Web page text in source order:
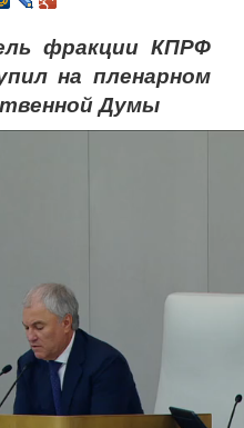
фракции КПРФ
на пленарном
Думы